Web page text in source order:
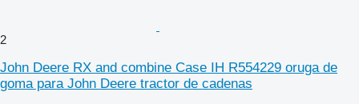
2
John Deere RX and combine Case IH R554229 oruga de
goma para John Deere tractor de cadenas